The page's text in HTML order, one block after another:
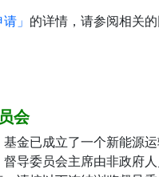
」 的详情，请参阅相关的
会
金已成立了一个新能源
导委员会主席由非政府